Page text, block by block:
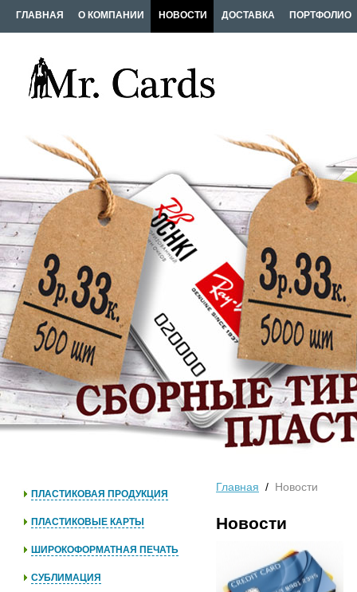
ГЛАВНАЯ О КОМПАНИИ НОВОСТИ ДОСТАВКА ПОРТФОЛИО
ПЛАСТИКОВАЯ ПРОДУКЦИЯ
ПЛАСТИКОВЫЕ КАРТЫ
ШИРОКОФОРМАТНАЯ ПЕЧАТЬ
СУБЛИМАЦИЯ
Главная / Новости
Новости